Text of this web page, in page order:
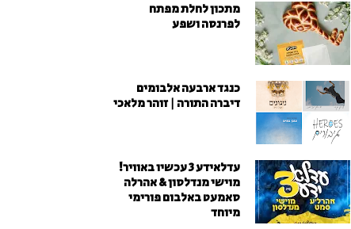
מתכון לחלת מפתח
לפרנסה ושפע
כנגד ארבעה אלבומים
דיברה התורה | זוהר מלאכי
עדלאידע 3 עכשיו באוויר!
מוישי מנדלסון & אהרלה
סאמעט באלבום פורימי
מיוחד